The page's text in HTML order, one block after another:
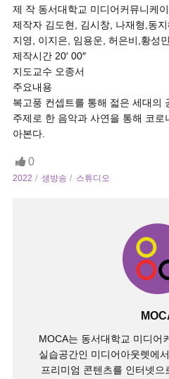
제 작 동서대학교 미디어커뮤니케
제작자 김도현, 김시창, 나재형,동
지영, 이지은, 임용운, 허은비,황성민
제작시간 20′ 00″
지도교수 오종서
주요내용
복고풍 컨셉트를 통해 젋은 세대의
주제로 한 음악과 사연을 통해 코
아본다.
0
2022 생방송 스튜디오
MOCA는 동서대학교 미디어
실습공간인 미디어아웃렛에
프리미엄 콘텐츠를 인터넷